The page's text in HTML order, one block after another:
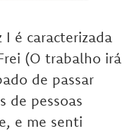
é caracterizada
(O trabalho irá
de passar
de pessoas
e me senti